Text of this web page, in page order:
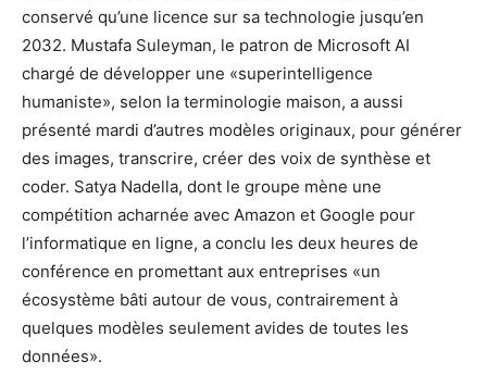
conservé qu’une licence sur sa technologie jusqu’en
2032. Mustafa Suleyman, le patron de Microsoft AI
chargé de développer une «superintelligence
humaniste», selon la terminologie maison, a aussi
présenté mardi d’autres modèles originaux, pour générer
des images, transcrire, créer des voix de synthèse et
coder. Satya Nadella, dont le groupe mène une
compétition acharnée avec Amazon et Google pour
l’informatique en ligne, a conclu les deux heures de
conférence en promettant aux entreprises «un
écosystème bâti autour de vous, contrairement à
quelques modèles seulement avides de toutes les
données».